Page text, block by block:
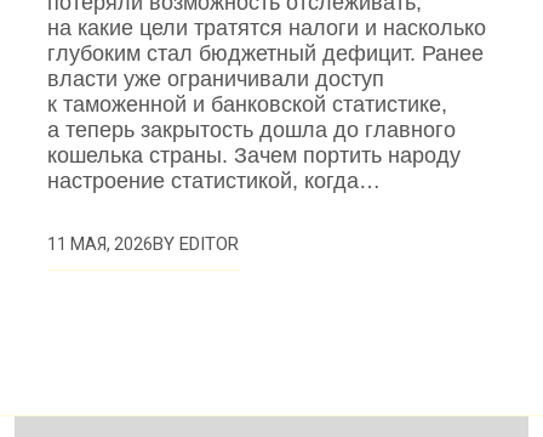
на какие цели тратятся налоги и насколько
глубоким стал бюджетный дефицит. Ранее
власти уже ограничивали доступ
к таможенной и банковской статистике,
а теперь закрытость дошла до главного
кошелька страны. Зачем портить народу
настроение статистикой, когда…
11 МАЯ, 2026BYEDITOR